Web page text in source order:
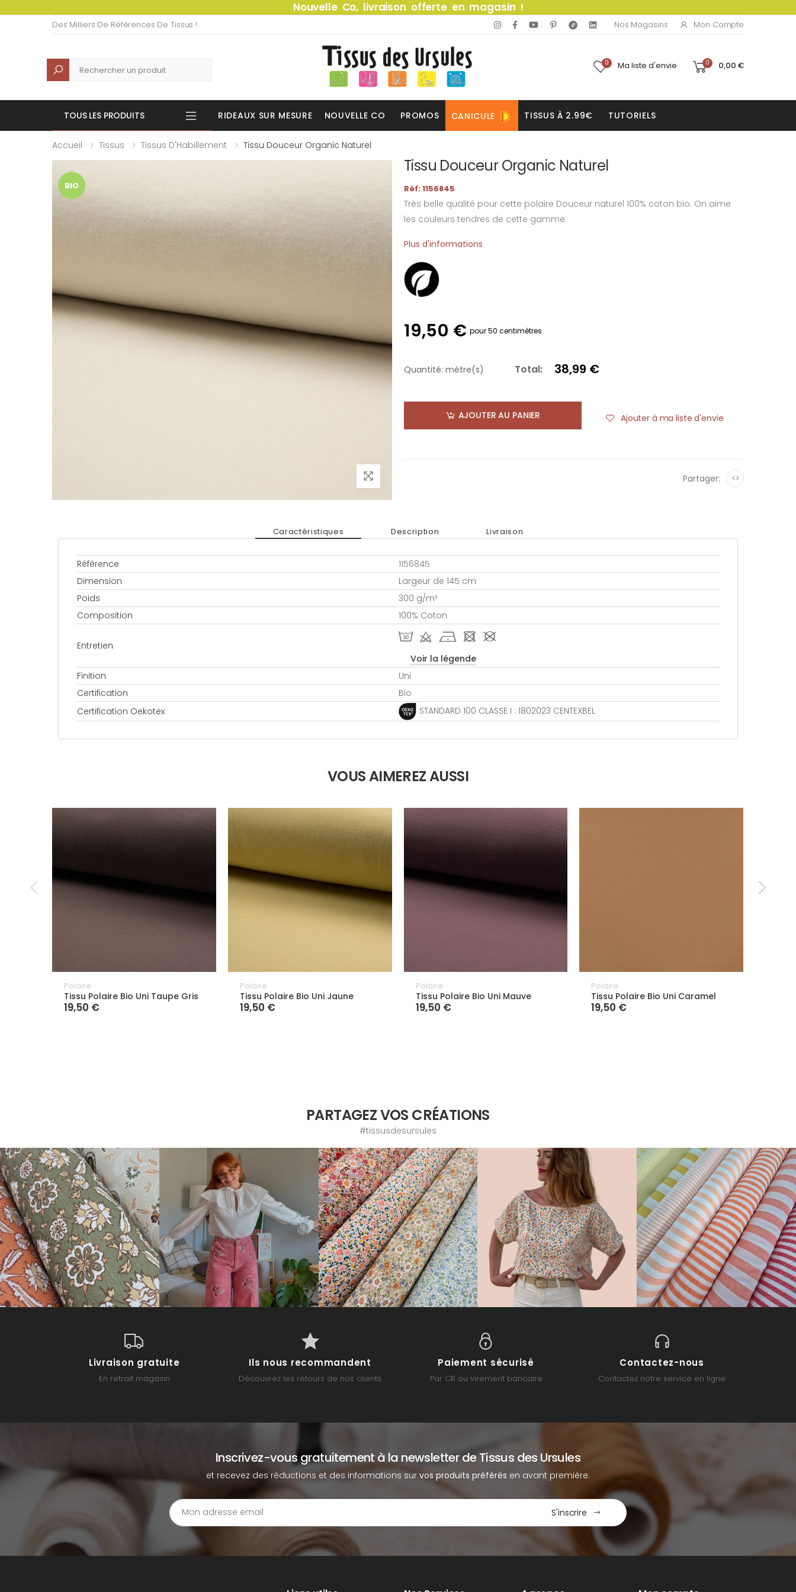
Nouvelle Co, livraison offerte en magasin !
Des Milliers De Références De Tissus ! Nos Magasins Mon Compte
Recherche 0 Ma liste d'envie 0 0,00 €
TOUS LES PRODUITS RIDEAUX SUR MESURE NOUVELLE CO PROMOS CANICULE TISSUS À 2.99€ TUTORIELS
Accueil Tissus Tissus D'Habillement Tissu Douceur Organic Naturel
BIO
Tissu Douceur Organic Naturel
Réf: 1156845
Très belle qualité pour cette polaire Douceur naturel 100% coton bio. On aime
les couleurs tendres de cette gamme.
Plus d'informations
19,50 € pour 50 centimètres
Quantité: mètre(s) Total: 38,99 €
AJOUTER AU PANIER Ajouter à ma liste d'envie
Partager: <>
Caractéristiques Description Livraison
Référence
1156845
Dimension
Largeur de 145 cm
Poids
300 g/m²
Composition
100% Coton
Entretien
T d h - #
Voir la légende
Finition
Uni
Certification
Bio
Certification Oekotex
STANDARD 100 CLASSE I : 1802023 CENTEXBEL
VOUS AIMEREZ AUSSI
Polaire
Tissu Polaire Bio Uni Taupe Gris
19,50 €
Polaire
Tissu Polaire Bio Uni Jaune
19,50 €
Polaire
Tissu Polaire Bio Uni Mauve
19,50 €
Polaire
Tissu Polaire Bio Uni Caramel
19,50 €
PARTAGEZ VOS CRÉATIONS
#tissusdesursules
Livraison gratuite
En retrait magasin
Ils nous recommandent
Découvrez les retours de nos clients
Paiement sécurisé
Par CB ou virement bancaire
Contactez-nous
Contactez notre service en ligne
Inscrivez-vous gratuitement à la newsletter de Tissus des Ursules
et recevez des réductions et des informations survos produits préférés en avant première.
S'inscrire